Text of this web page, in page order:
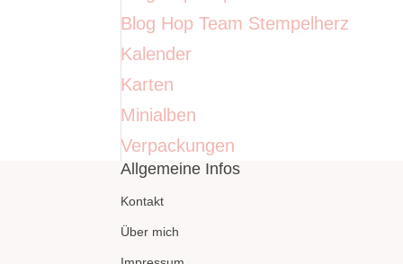
Blog Hop Team Stempelherz
Kalender
Karten
Minialben
Verpackungen
Allgemeine Infos
Kontakt
Über mich